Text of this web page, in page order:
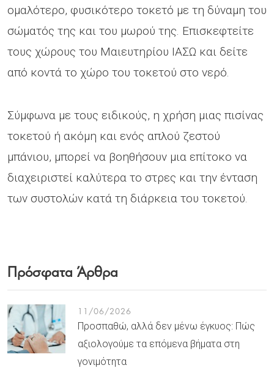
ομαλότερο, φυσικότερο τοκετό με τη δύναμη του
σώματός της και του μωρού της. Επισκεφτείτε
τους χώρους του Μαιευτηρίου ΙΑΣΩ και δείτε
από κοντά το χώρο του τοκετού στο νερό.
Σύμφωνα με τους ειδικούς, η χρήση μιας πισίνας
τοκετού ή ακόμη και ενός απλού ζεστού
μπάνιου, μπορεί να βοηθήσουν μια επίτοκο να
διαχειριστεί καλύτερα το στρες και την ένταση
των συστολών κατά τη διάρκεια του τοκετού.
Πρόσφατα Άρθρα
11/06/2026
Προσπαθώ, αλλά δεν μένω έγκυος: Πώς
αξιολογούμε τα επόμενα βήματα στη
γονιμότητα